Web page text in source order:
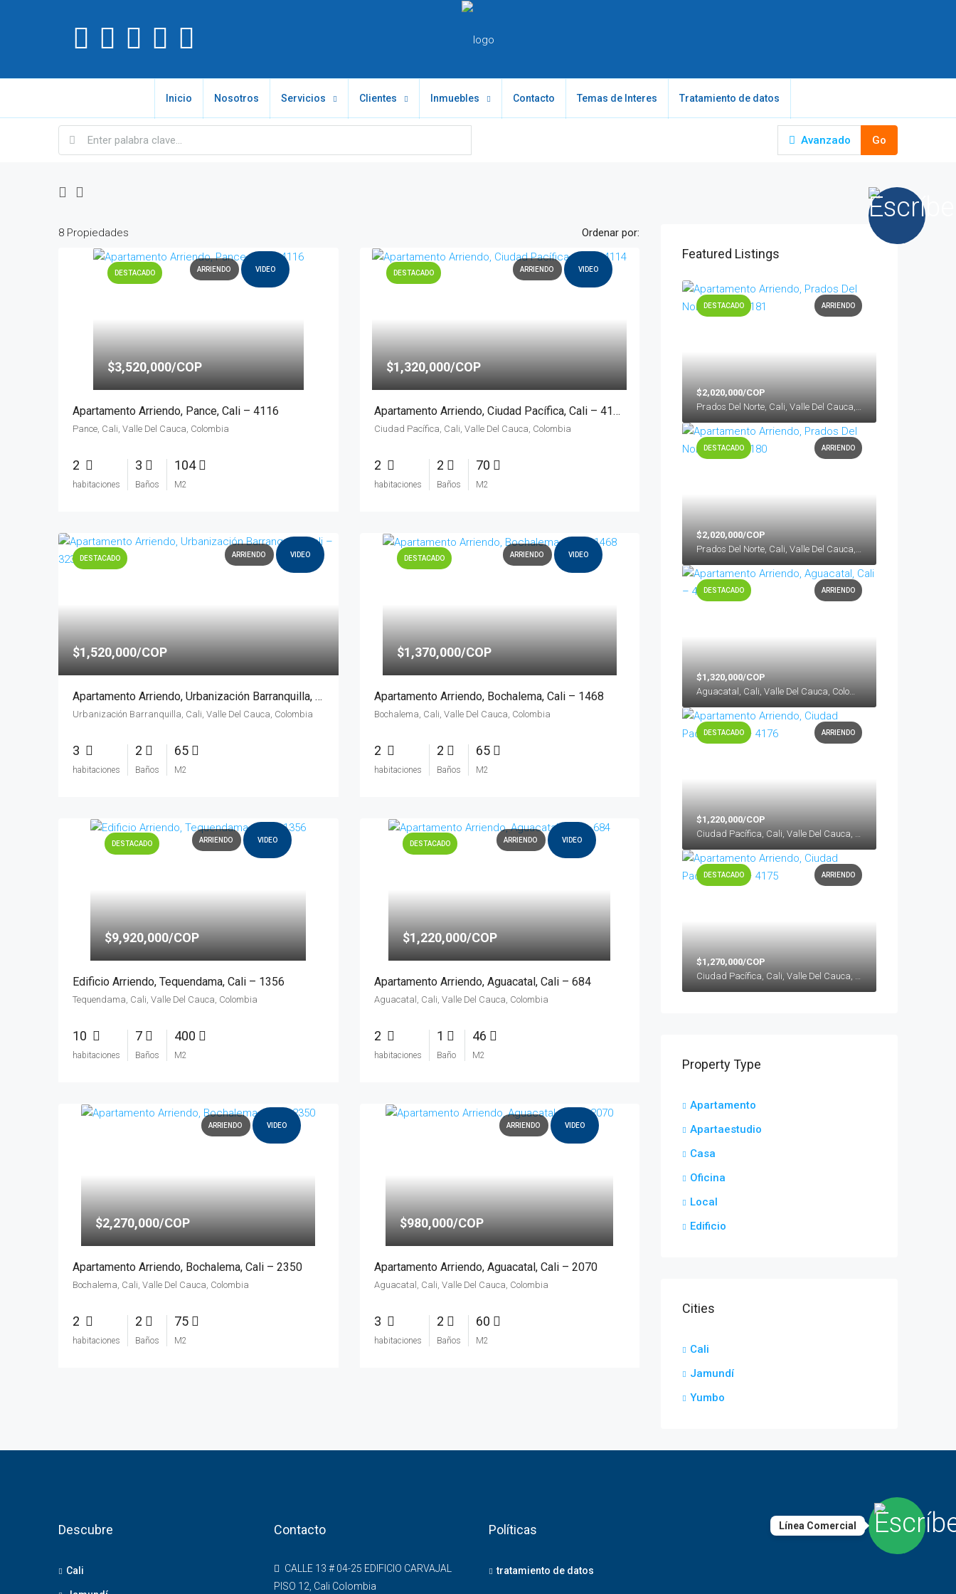
Inicio Nosotros Servicios Clientes Inmuebles Contacto Temas de Interes Tratamiento de datos
Avanzado Go
8 Propiedades Ordenar por:
DESTACADO ARRIENDO VIDEO
$3,520,000/COP
Apartamento Arriendo, Pance, Cali – 4116
Pance, Cali, Valle Del Cauca, Colombia
2
habitaciones
3
Baños
104
M2
DESTACADO ARRIENDO VIDEO
$1,320,000/COP
Apartamento Arriendo, Ciudad Pacífica, Cali – 4114
Ciudad Pacífica, Cali, Valle Del Cauca, Colombia
2
habitaciones
2
Baños
70
M2
DESTACADO ARRIENDO VIDEO
$1,520,000/COP
Apartamento Arriendo, Urbanización Barranquilla, Cali – 3237
Urbanización Barranquilla, Cali, Valle Del Cauca, Colombia
3
habitaciones
2
Baños
65
M2
DESTACADO ARRIENDO VIDEO
$1,370,000/COP
Apartamento Arriendo, Bochalema, Cali – 1468
Bochalema, Cali, Valle Del Cauca, Colombia
2
habitaciones
2
Baños
65
M2
DESTACADO ARRIENDO VIDEO
$9,920,000/COP
Edificio Arriendo, Tequendama, Cali – 1356
Tequendama, Cali, Valle Del Cauca, Colombia
10
habitaciones
7
Baños
400
M2
DESTACADO ARRIENDO VIDEO
$1,220,000/COP
Apartamento Arriendo, Aguacatal, Cali – 684
Aguacatal, Cali, Valle Del Cauca, Colombia
2
habitaciones
1
Baño
46
M2
ARRIENDO VIDEO
$2,270,000/COP
Apartamento Arriendo, Bochalema, Cali – 2350
Bochalema, Cali, Valle Del Cauca, Colombia
2
habitaciones
2
Baños
75
M2
ARRIENDO VIDEO
$980,000/COP
Apartamento Arriendo, Aguacatal, Cali – 2070
Aguacatal, Cali, Valle Del Cauca, Colombia
3
habitaciones
2
Baños
60
M2
Featured Listings
ARRIENDO
DESTACADO
$2,020,000/COP
Prados Del Norte, Cali, Valle Del Cauca, Colombia
ARRIENDO
DESTACADO
$2,020,000/COP
Prados Del Norte, Cali, Valle Del Cauca, Colombia
ARRIENDO
DESTACADO
$1,320,000/COP
Aguacatal, Cali, Valle Del Cauca, Colombia
ARRIENDO
DESTACADO
$1,220,000/COP
Ciudad Pacífica, Cali, Valle Del Cauca, Colombia
ARRIENDO
DESTACADO
$1,270,000/COP
Ciudad Pacífica, Cali, Valle Del Cauca, Colombia
Property Type
Apartamento
Apartaestudio
Casa
Oficina
Local
Edificio
Cities
Cali
Jamundí
Yumbo
Descubre
Cali
Contacto
CALLE 13 # 04-25 EDIFICIO CARVAJAL
PISO 12, Cali Colombia
Políticas
tratamiento de datos
Línea Comercial